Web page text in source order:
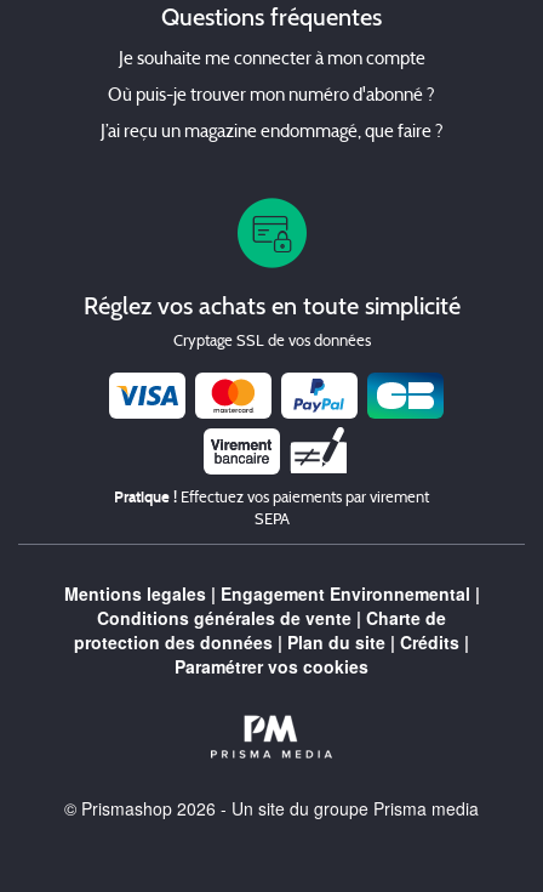
Questions fréquentes
Je souhaite me connecter à mon compte
Où puis-je trouver mon numéro d'abonné ?
J’ai reçu un magazine endommagé, que faire ?
Réglez vos achats en toute simplicité
Cryptage SSL de vos données
Chèque
Pratique ! Effectuez vos paiements par virement
SEPA
Mentions legales| Engagement Environnemental |
Conditions générales de vente | Charte de
protection des données | Plan du site | Crédits |
Paramétrer vos cookies
© Prismashop 2026 - Un site du groupe Prisma media